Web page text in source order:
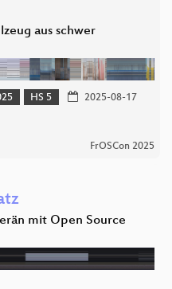
aus schwer
HS 5
2025-08-17
FrOSCon 2025
mit Open Source